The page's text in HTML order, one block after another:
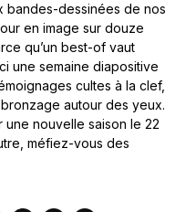
dessinées de nos
en image sur douze
qu’un best-of vaut
une semaine diapositive
cultes à la clef,
autour des yeux.
une nouvelle saison le 22
méfiez-vous des